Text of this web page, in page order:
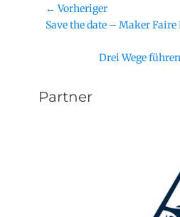
Beitragsnavigation
← Vorheriger
Vorheriger
Save the date – Maker Faire
Drei Wege
Partner